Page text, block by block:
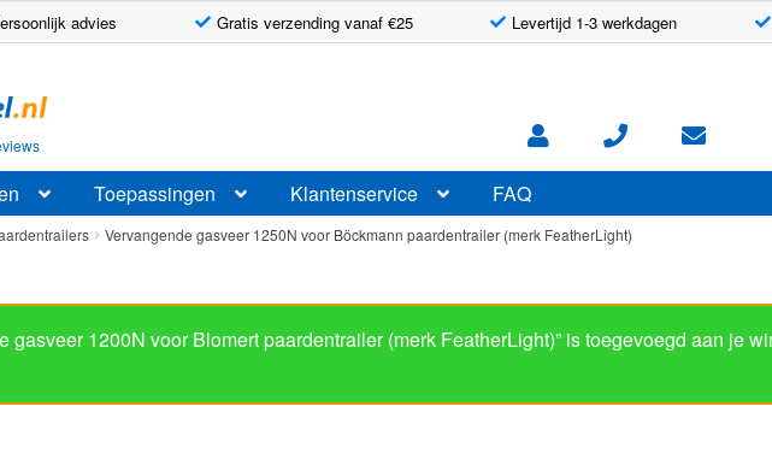
advies Gratis verzending vanaf €25 Levertijd 1-3 werkdagen
Toepassingen Klantenservice FAQ
Vervangende gasveer 1250N voor Böckmann paardentrailer (merk FeatherLight)
gasveer 1200N voor Blomert paardentrailer (merk FeatherLight)” is toegevoegd aan je